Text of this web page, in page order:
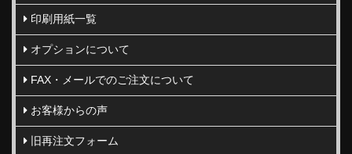
印刷用紙一覧
オプションについて
FAX・メールでのご注文について
お客様からの声
旧再注文フォーム